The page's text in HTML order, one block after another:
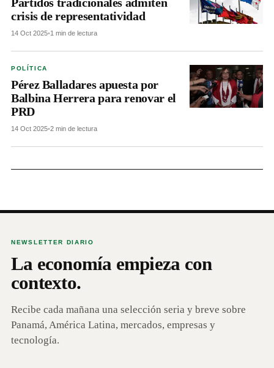
crisis de representatividad
14 Oct 2025•1 min de lectura
POLÍTICA
Pérez Balladares apuesta por
Balbina Herrera para renovar el
PRD
14 Oct 2025•2 min de lectura
NEWSLETTER DIARIO
La economía empieza con
contexto.
Recibe cada mañana una selección seria y breve sobre
Panamá, América Latina, mercados, empresas y
tecnología.